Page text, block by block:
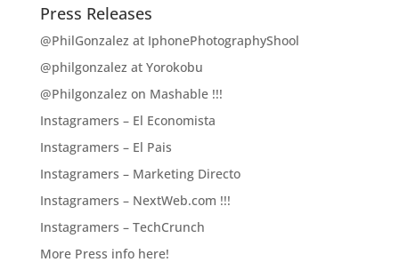
Press Releases
@PhilGonzalez at IphonePhotographyShool
@philgonzalez at Yorokobu
@Philgonzalez on Mashable !!!
Instagramers – El Economista
Instagramers – El Pais
Instagramers – Marketing Directo
Instagramers – NextWeb.com !!!
Instagramers – TechCrunch
More Press info here!